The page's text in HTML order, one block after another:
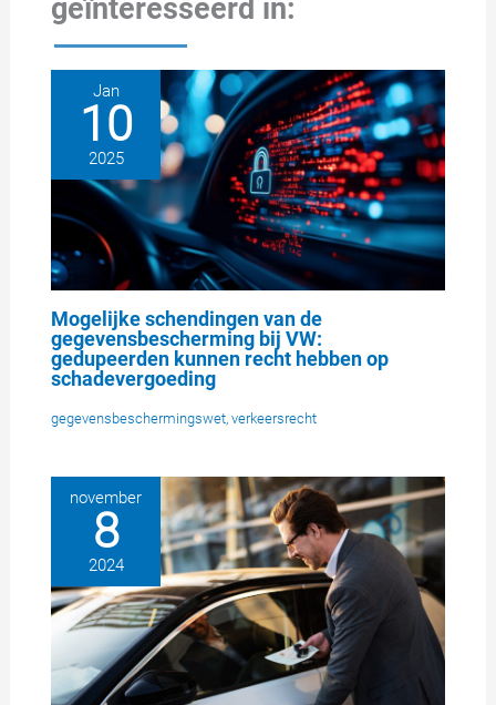
geïnteresseerd in:
Jan
10
2025
Mogelijke schendingen van de
gegevensbescherming bij VW:
gedupeerden kunnen recht hebben op
schadevergoeding
gegevensbeschermingswet,verkeersrecht
november
8
2024